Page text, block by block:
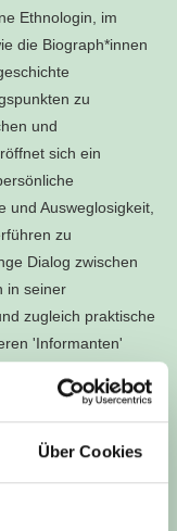
Über Cookies
Ethnologin, im
die Biograph*innen
zu
und
sich ein
und Ausweglosigkeit,
zu
Dialog zwischen
in seiner
zugleich praktische
'Informanten'
(Isis Krüger im
akt.46 Oktober '13)
– eine theatrale